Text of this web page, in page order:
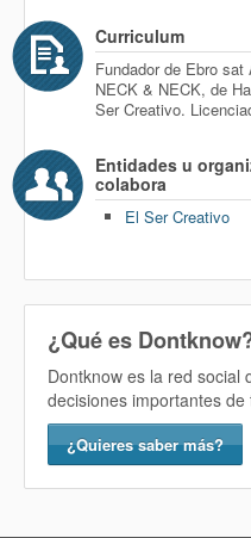
Curriculum
Fundador de Ebro
NECK & NECK, de
Ser Creativo.
Entidades u
colabora
El Ser Creativo
¿Qué es
Dontknow es la red social
decisiones importantes de
¿Quieres saber más?